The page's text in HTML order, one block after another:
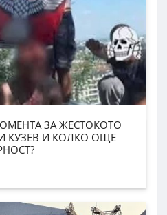
ЗА ЖЕСТОКОТО
КУЗЕВ И КОЛКО ОЩЕ